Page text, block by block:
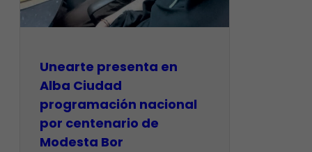
​Unearte presenta en
Alba Ciudad
programación nacional
por centenario de
Modesta Bor